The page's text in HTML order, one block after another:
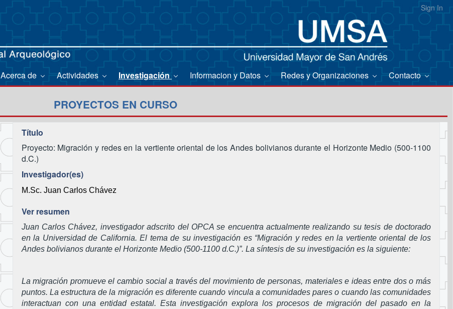
Sign In
Acerca de Actividades Investigación Informacion y Datos Redes y Organizaciones Contacto
PROYECTOS EN CURSO
Título
Proyecto: Migración y redes en la vertiente oriental de los Andes bolivianos durante el Horizonte Medio (500-1100
d.C.)
Investigador(es)
M.Sc. Juan Carlos Chávez
Ver resumen
Juan Carlos Chávez, investigador adscrito del OPCA se encuentra actualmente realizando su tesis de doctorado
en la Universidad de California. El tema de su investigación es “Migración y redes en la vertiente oriental de los
Andes bolivianos durante el Horizonte Medio (500-1100 d.C.)”. La síntesis de su investigación es la siguiente:
La migración promueve el cambio social a través del movimiento de personas, materiales e ideas entre dos o más
puntos. La estructura de la migración es diferente cuando vincula a comunidades pares o cuando las comunidades
interactuan con una entidad estatal. Esta investigación explora los procesos de migración del pasado en la